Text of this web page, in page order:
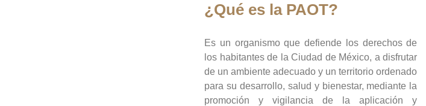
¿Qué es la PAOT?
Es un organismo que defiende los derechos de
los habitantes de la Ciudad de México, a disfrutar
de un ambiente adecuado y un territorio ordenado
para su desarrollo, salud y bienestar, mediante la
promoción y vigilancia de la aplicación y